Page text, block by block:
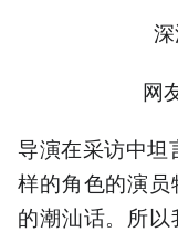
网
导演在采访中坦
样的角色的演
的潮汕话。所